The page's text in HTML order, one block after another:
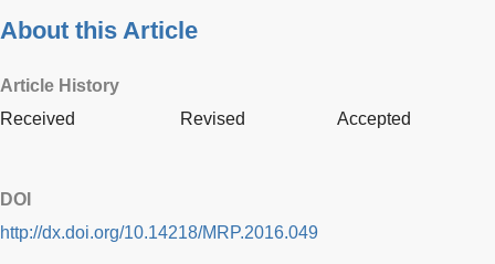
About this Article
Article History
Received
Revised Accepted
DOI
http://dx.doi.org/10.14218/MRP.2016.049